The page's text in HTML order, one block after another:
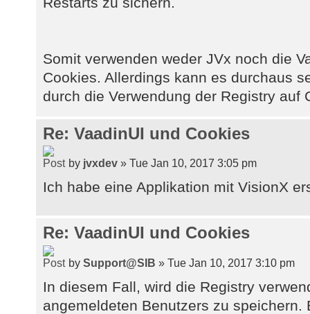
Somit verwenden weder JVx noch die
Cookies. Allerdings kann es durchaus
durch die Verwendung der Registry auf
Re: VaadinUI und Cookies
by jvxdev » Tue Jan 10, 2017 3:05 pm
Ich habe eine Applikation mit VisionX
Re: VaadinUI und Cookies
by Support@SIB » Tue Jan 10, 2017 3:10 pm
In diesem Fall, wird die Registry
angemeldeten Benutzers zu speichern.